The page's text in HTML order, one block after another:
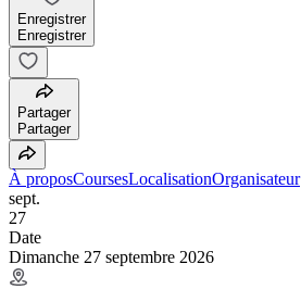
Enregistrer
Enregistrer
Partager
Partager
À proposCoursesLocalisationOrganisateur
sept.
27
Date
Dimanche 27 septembre 2026